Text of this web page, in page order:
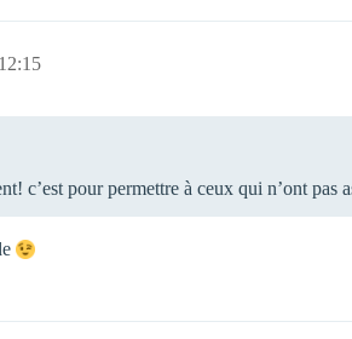
c’est pour permettre à ceux qui n’ont